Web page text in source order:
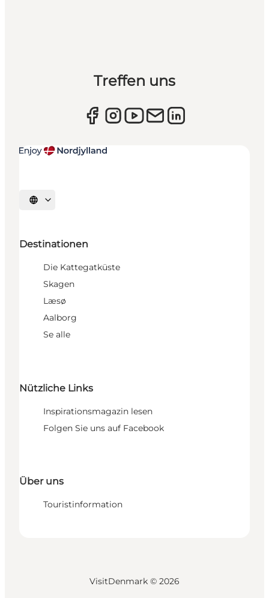
Treffen uns
Sprache auswählen
Destinationen
Die Kattegatküste
Skagen
Læsø
Aalborg
Se alle
Nützliche Links
Inspirationsmagazin lesen
Folgen Sie uns auf Facebook
Über uns
Touristinformation
VisitDenmark © 2026